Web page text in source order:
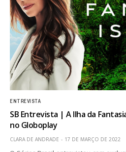
ENTREVISTA
SB Entrevista | A Ilha da
no Globoplay
CLARA DE ANDRADE 17 DE MARÇO DE 2022